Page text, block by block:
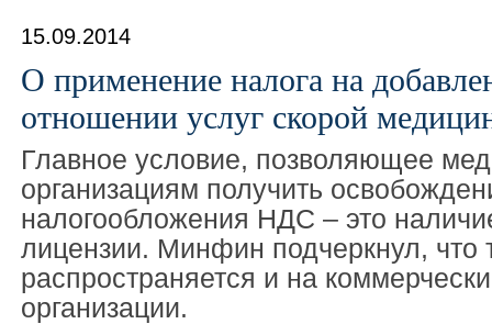
15.09.2014
О применение налога на
отношении услуг скорой
Главное условие, позволяющее
организациям получить
налогообложения НДС – это
лицензии. Минфин подчеркнул, что
распространяется и на
организации.